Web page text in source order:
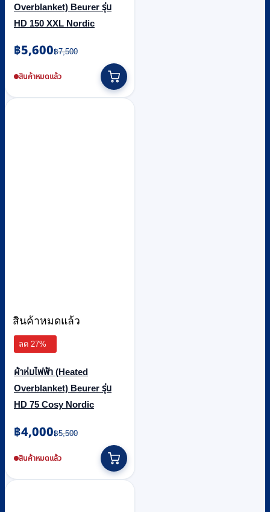
Overblanket) Beurer รุ่น
HD 150 XXL Nordic
฿7,500
Original
price
was:
฿5,600
Current
price
is:สินค้าหมดแล้ว
สินค้าหมดแล้ว
ลด 27%
ผ้าห่มไฟฟ้า (Heated
Overblanket) Beurer รุ่น
HD 75 Cosy Nordic
฿5,500
Original
price
was:
฿4,000
Current
price
is:สินค้าหมดแล้ว